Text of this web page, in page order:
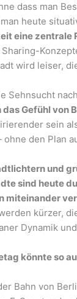
dass man
heute
eine zentrale
wird leiser,
Sehnsucht
das Gefühl von
sein
ohne den Plan
und
sind heute
miteinander
kürzer,
Dynamik
könnte so
Bahn von